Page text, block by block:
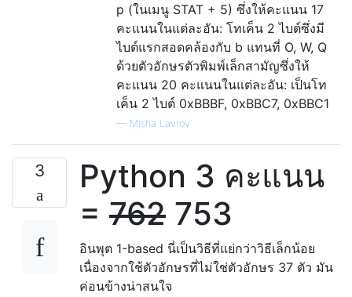
p (ในเมนู STAT + 5) ซึ่งให้คะแนน 17
คะแนนในแต่ละอัน: โทเค็น 2 ไบต์ซึ่งมี
ไบต์แรกสอดคล้องกับ b แทนที่ O, W, Q
ด้วยตัวอักษรตัวพิมพ์เล็กสามัญซึ่งให้
คะแนน 20 คะแนนในแต่ละอัน: เป็นโท
เค็น 2 ไบต์ 0xBBBF, 0xBBC7, 0xBBC1
— Misha Lavrov
3
Python 3 คะแนน
= 762 753
อินพุต 1-based นี่เป็นวิธีที่แย่กว่าวิธีเล็กน้อย
เนื่องจากใช้ตัวอักษรที่ไม่ใช่ตัวอักษร 37 ตัว มัน
ค่อนข้างน่าสนใจ